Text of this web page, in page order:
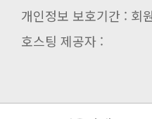
개인정보 보호기간 : 회
호스팅 제공자 :